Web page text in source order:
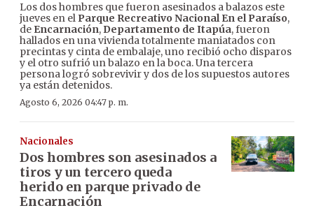
Los dos hombres que fueron asesinados a balazos este
jueves en el Parque Recreativo Nacional En el Paraíso,
de Encarnación, Departamento de Itapúa, fueron
hallados en una vivienda totalmente maniatados con
precintas y cinta de embalaje, uno recibió ocho disparos
y el otro sufrió un balazo en la boca. Una tercera
persona logró sobrevivir y dos de los supuestos autores
ya están detenidos.
Agosto 6, 2026 04:47 p. m.
Nacionales
Dos hombres son asesinados a
tiros y un tercero queda
herido en parque privado de
Encarnación